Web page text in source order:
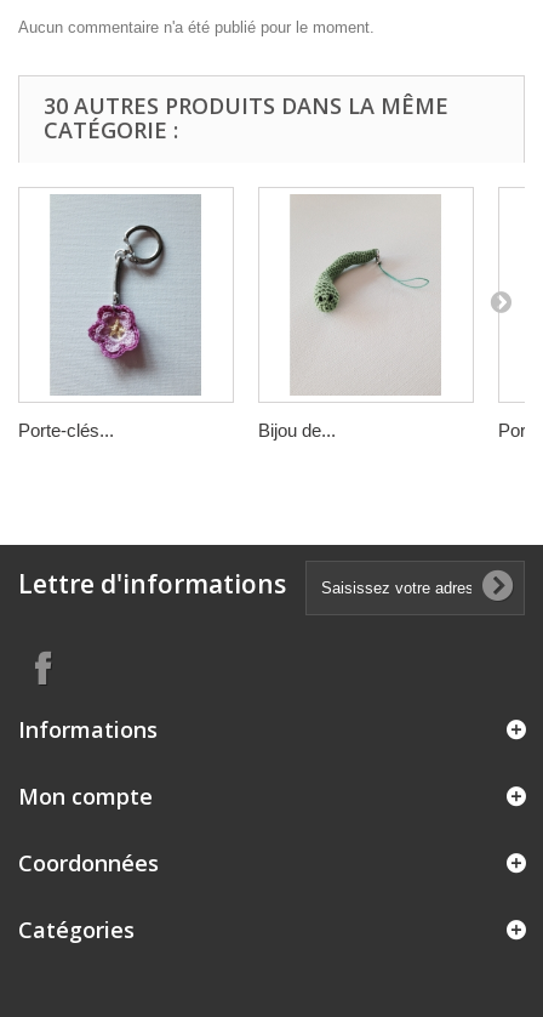
Aucun commentaire n'a été publié pour le moment.
30 AUTRES PRODUITS DANS LA MÊME
CATÉGORIE :
Porte-clés... Bijou de...
Lettre d'informations
Informations
Mon compte
Coordonnées
Catégories